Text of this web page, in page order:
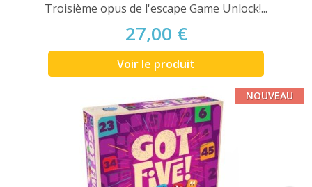
Troisième opus de l'escape Game Unlock!...
27,00 €
Voir le produit
NOUVEAU